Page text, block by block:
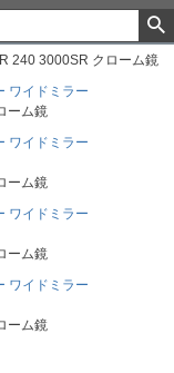
240 3000SR クローム鏡
ワイドミラー
ーム鏡
ワイドミラー
ーム鏡
ワイドミラー
ーム鏡
ワイドミラー
ーム鏡